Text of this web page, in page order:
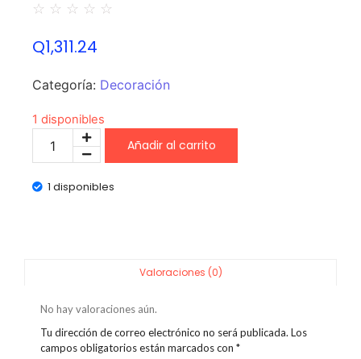
☆ ☆ ☆ ☆ ☆
Q1,311.24
Categoría: Decoración
1 disponibles
Añadir al carrito
1 disponibles
Valoraciones (0)
No hay valoraciones aún.
Tu dirección de correo electrónico no será publicada. Los
campos obligatorios están marcados con *